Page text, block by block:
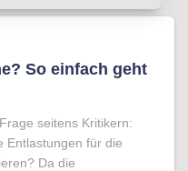
So einfach geht
seitens Kritikern:
Entlastungen für die
Da die